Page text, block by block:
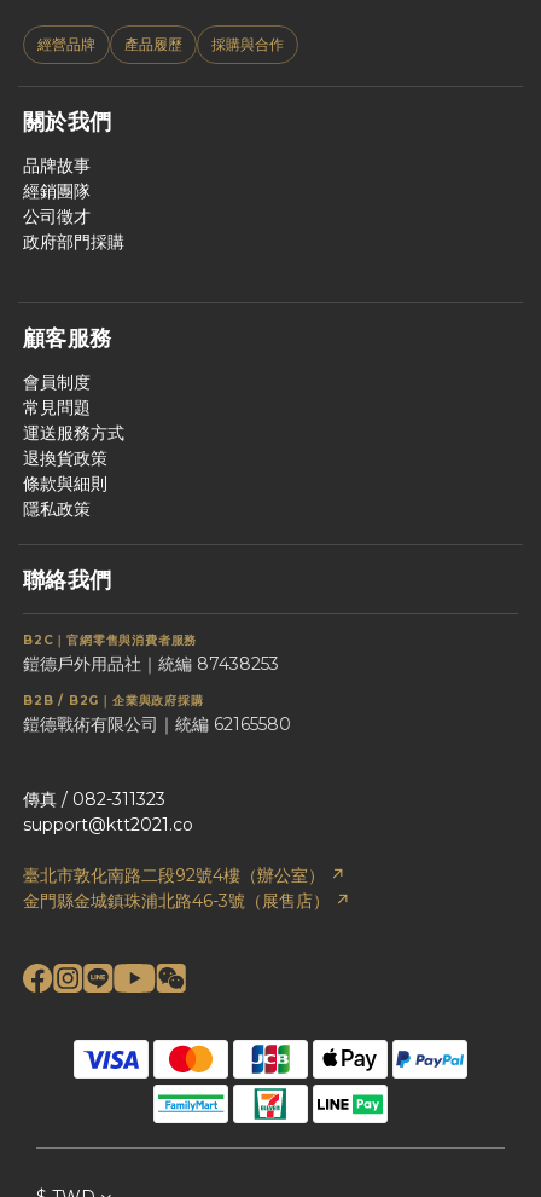
經營品牌 產品履歷 採購與合作
關於我們
品牌故事
經銷團隊
公司徵才
政府部門採購
顧客服務
會員制度
常見問題
運送服務方式
退換貨政策
條款與細則
隱私政策
聯絡我們
B2C｜官網零售與消費者服務
鎧德戶外用品社｜統編 87438253
B2B / B2G｜企業與政府採購
鎧德戰術有限公司｜統編 62165580
傳真 / 082-311323
support@ktt2021.co
臺北市敦化南路二段92號4樓（辦公室） ↗
金門縣金城鎮珠浦北路46-3號（展售店） ↗